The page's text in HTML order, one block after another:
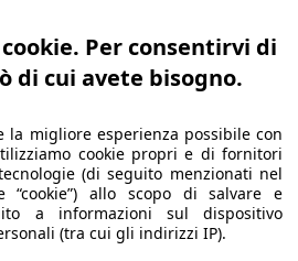
Per consentirvi di
di cui avete bisogno.
la migliore esperienza possibile con
cookie propri e di fornitori
(di seguito menzionati nel
“cookie”) allo scopo di salvare e
a informazioni sul dispositivo
(tra cui gli indirizzi IP).